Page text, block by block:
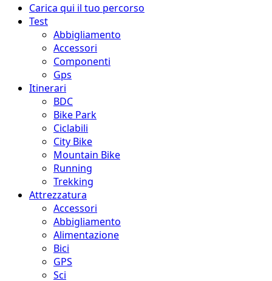
Menu
principale
Carica qui il tuo percorso
Test
Abbigliamento
Accessori
Componenti
Gps
Itinerari
BDC
Bike Park
Ciclabili
City Bike
Mountain Bike
Running
Trekking
Attrezzatura
Accessori
Abbigliamento
Alimentazione
Bici
GPS
Sci